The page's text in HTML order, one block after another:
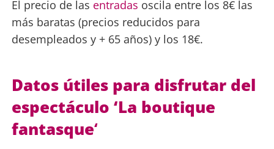
El precio de las entradas oscila entre los 8€ las
más baratas (precios reducidos para
desempleados y + 65 años) y los 18€.
Datos útiles para disfrutar del
espectáculo ‘La boutique
fantasque‘